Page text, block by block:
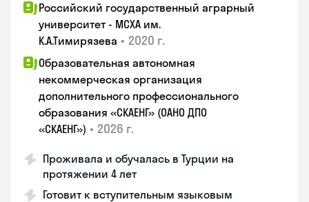
Российский государственный аграрный
университет - МСХА им.
К.А.Тимирязева • 2020 г.
Образовательная автономная
некоммерческая организация
дополнительного профессионального
образования «СКАЕНГ» (ОАНО ДПО
«СКАЕНГ») • 2026 г.
Проживала и обучалась в Турции на
протяжении 4 лет
Готовит к вступительным языковым